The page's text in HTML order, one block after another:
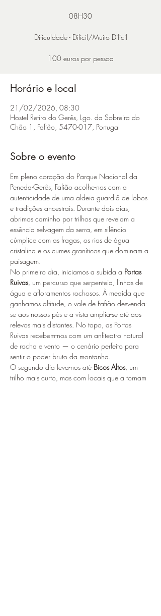
08H30
Dificuldade - Difícil/Muito Difícil
100 euros por pessoa
Horário e local
21/02/2026, 08:30
Hostel Retiro do Gerês, Lgo. da Sobreira do
Chão 1, Fafião, 5470-017, Portugal
Sobre o evento
Em pleno coração do Parque Nacional da
Peneda-Gerês, Fafião acolhe-nos com a
autenticidade de uma aldeia guardiã de lobos
e tradições ancestrais. Durante dois dias,
abrimos caminho por trilhos que revelam a
essência selvagem da serra, em silêncio
cúmplice com as fragas, os rios de água
cristalina e os cumes graníticos que dominam a
paisagem.
No primeiro dia, iniciamos a subida a Portas
Ruivas, um percurso que serpenteia, linhas de
água e afloramentos rochosos. À medida que
ganhamos altitude, o vale de Fafião desvenda-
se aos nossos pés e a vista amplia-se até aos
relevos mais distantes. No topo, as Portas
Ruivas recebem-nos com um anfiteatro natural
de rocha e vento — o cenário perfeito para
sentir o poder bruto da montanha.
O segundo dia leva-nos até Bicos Altos, um
trilho mais curto, mas com locais que a tornam